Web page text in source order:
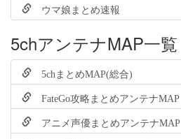
ウマ娘まとめ速報
5chアンテナMAP一覧
5chまとめMAP(総合)
FateGo攻略まとめアンテナMAP
アニメ声優まとめアンテナMAP